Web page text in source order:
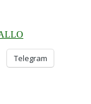
Telegram